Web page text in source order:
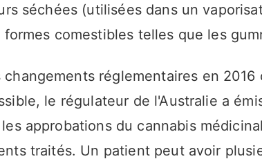
séchées (utilisées dans un
comestibles telles que les
réglementaires en
le régulateur de l'Australie a
approbations du cannabis
traités. Un patient peut avoir